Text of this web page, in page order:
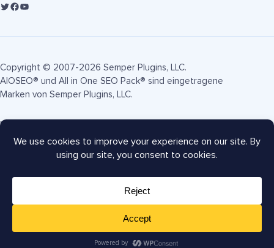
Copyright © 2007-2026 Semper Plugins, LLC.
AIOSEO® und All in One SEO Pack® sind eingetragene
Marken von Semper Plugins, LLC.
Nutzungsbedingungen
FTC-Offenlegung
Seitenverzeichnis AIOSEO Gutschein